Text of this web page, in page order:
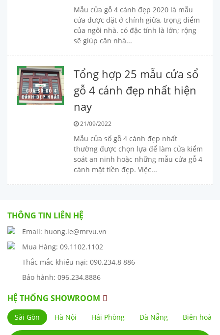
Mẫu cửa gỗ 4 cánh đẹp 2020 là mẫu
cửa được đặt ở chính giữa, trọng điểm
của ngôi nhà. có đặc tính là lớn; rộng
sẽ giúp căn nhà...
Tổng hợp 25 mẫu cửa sổ
gỗ 4 cánh đẹp nhất hiện
nay
21/09/2022
Mẫu cửa sổ gỗ 4 cánh đẹp nhất
thường được chọn lựa để làm cửa kiểm
soát an ninh hoặc những mẫu cửa gỗ 4
cánh mặt tiền đẹp. Việc...
THÔNG TIN LIÊN HỆ
Email: huong.le@mrvu.vn
Mua Hàng: 09.1102.1102
Thắc mắc khiếu nại: 090.234.8 886
Bảo hành: 096.234.8886
HỆ THỐNG SHOWROOM
Sài Gòn Hà Nội Hải Phòng Đà Nẵng Biên hoà